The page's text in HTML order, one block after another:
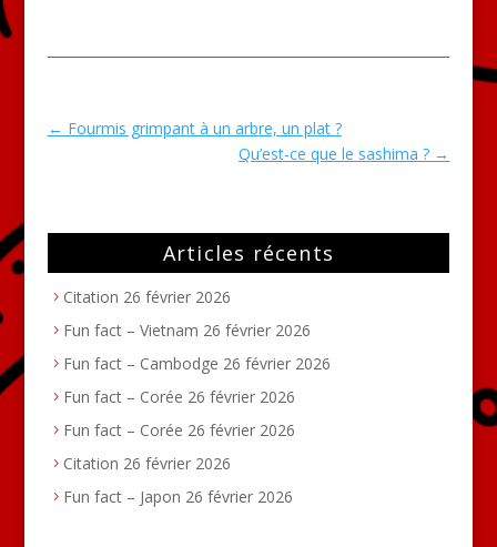
← Fourmis grimpant à un arbre, un plat ?
Qu’est-ce que le sashima ? →
Articles récents
Citation 26 février 2026
Fun fact – Vietnam 26 février 2026
Fun fact – Cambodge 26 février 2026
Fun fact – Corée 26 février 2026
Fun fact – Corée 26 février 2026
Citation 26 février 2026
Fun fact – Japon 26 février 2026